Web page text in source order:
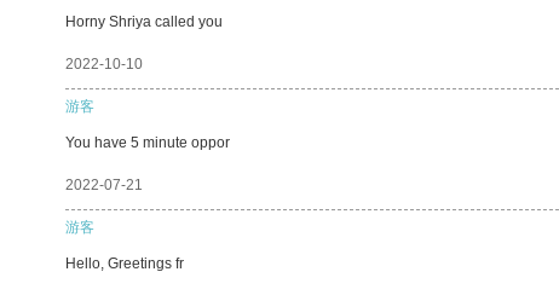
Horny Shriya called you
2022-10-10
游客
You have 5 minute oppor
2022-07-21
游客
Hello, Greetings fr